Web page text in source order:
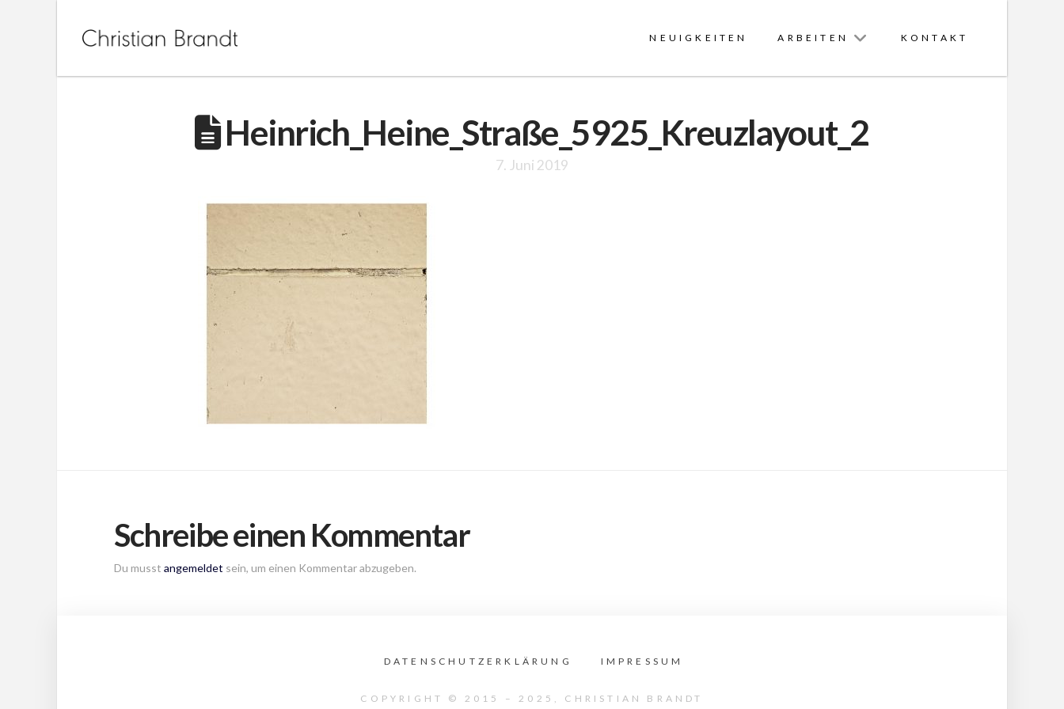
NEUIGKEITEN ARBEITEN KONTAKT
Heinrich_Heine_Straße_5925_Kreuzlayout_2
7. Juni 2019
Schreibe einen Kommentar
Du musst angemeldet sein, um einen Kommentar abzugeben.
DATENSCHUTZERKLÄRUNG IMPRESSUM
COPYRIGHT © 2015 – 2025, CHRISTIAN BRANDT